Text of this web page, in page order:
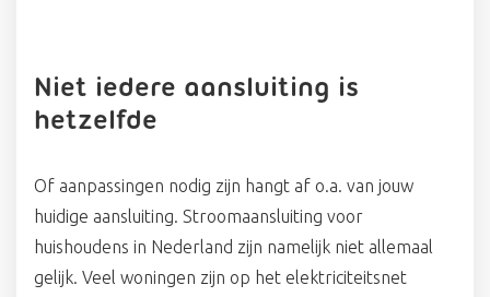
Niet iedere aansluiting is
hetzelfde
Of aanpassingen nodig zijn hangt af o.a. van jouw
huidige aansluiting. Stroomaansluiting voor
huishoudens in Nederland zijn namelijk niet allemaal
gelijk. Veel woningen zijn op het elektriciteitsnet